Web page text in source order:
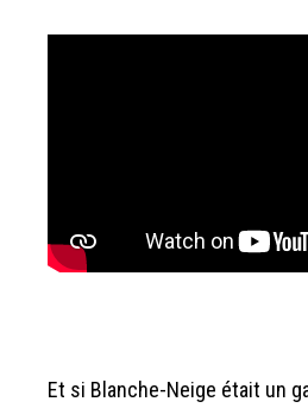
Et si Blanche-Neige était un